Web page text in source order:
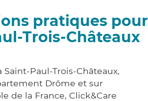
pratiques pour
Trois-Châteaux
Saint-Paul-Trois-Châteaux,
Drôme et sur
de la France, Click&Care